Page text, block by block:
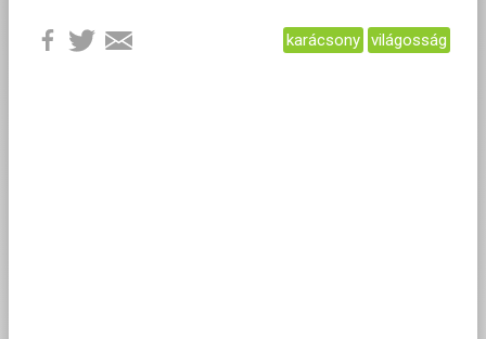
karácsony világosság